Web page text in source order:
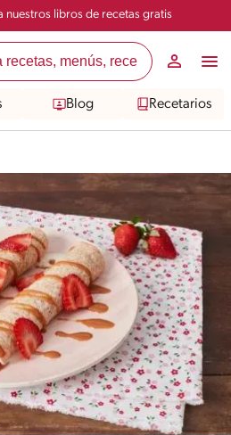
nuestros libros de recetas gratis
Blog Recetarios